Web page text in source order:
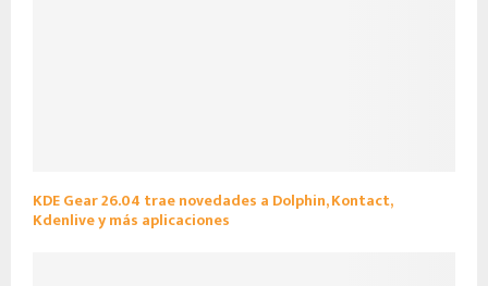
KDE Gear 26.04 trae novedades a Dolphin, Kontact,
Kdenlive y más aplicaciones